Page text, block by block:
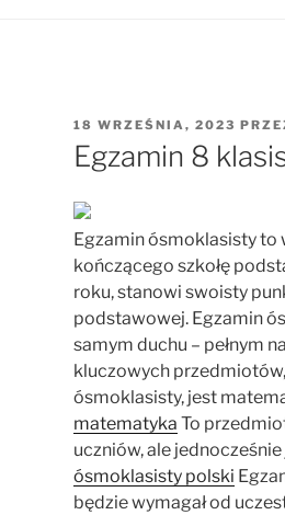
OPUBLIKOWANE
W
18 WRZEŚNIA, 2023
Egzamin 8
Egzamin ósmoklasisty to
kończącego szkołę
roku, stanowi swoisty
podstawowej. Egzamin
samym duchu – pełnym
kluczowych
ósmoklasisty, jest
matematyka To
uczniów, ale
ósmoklasisty polski
będzie wymagał od